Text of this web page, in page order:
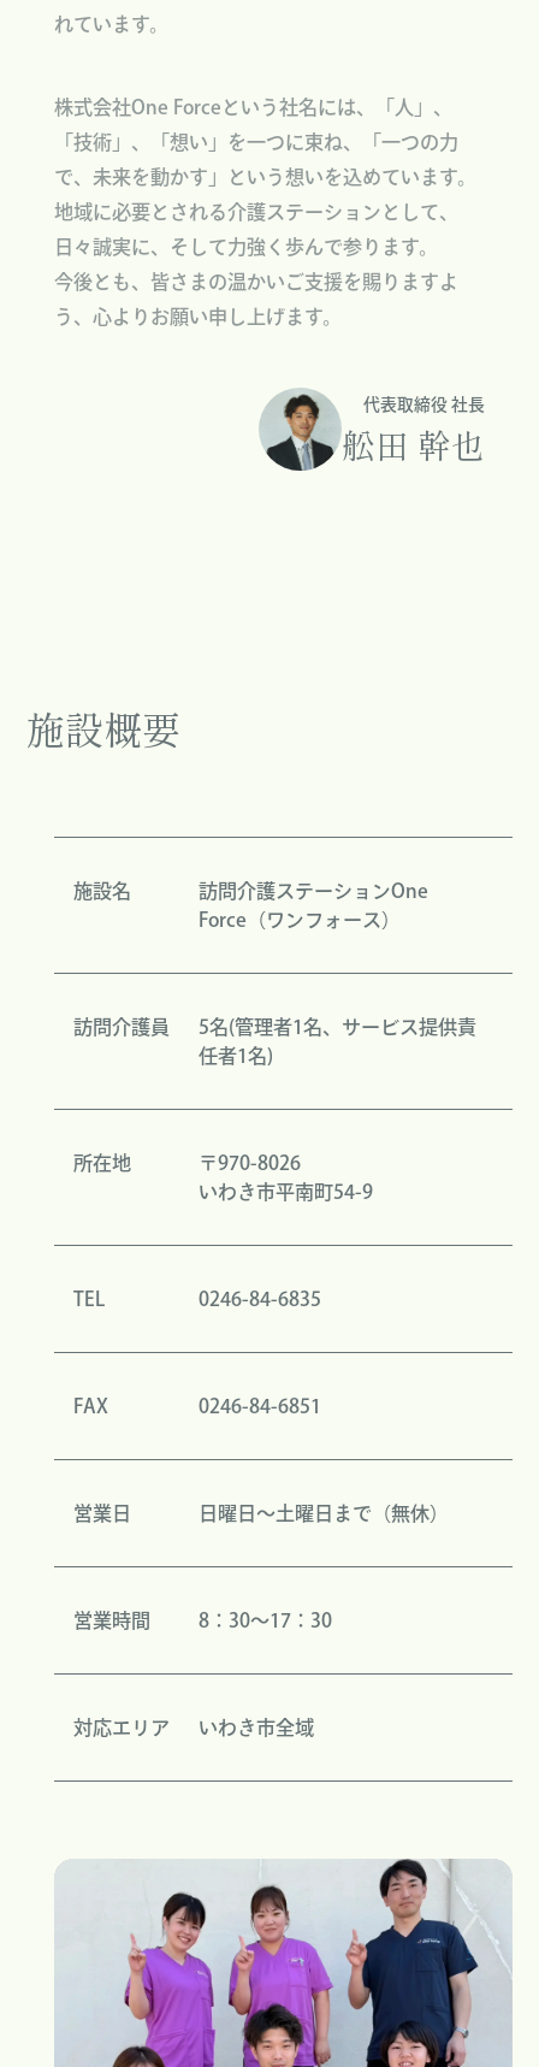
れています。
株式会社One Forceという社名には、「人」、
「技術」、「想い」を一つに束ね、「一つの力
で、未来を動かす」という想いを込めています。
地域に必要とされる介護ステーションとして、
日々誠実に、そして力強く歩んで参ります。
今後とも、皆さまの温かいご支援を賜りますよ
う、心よりお願い申し上げます。
代表取締役 社長
舩田 幹也
施設概要
施設名
訪問介護ステーションOne
Force（ワンフォース）
訪問介護員
5名(管理者1名、サービス提供責
任者1名)
所在地
〒970-8026
いわき市平南町54-9
TEL 0246-84-6835
FAX 0246-84-6851
営業日 日曜日〜土曜日まで（無休）
営業時間 8：30～17：30
対応エリア いわき市全域